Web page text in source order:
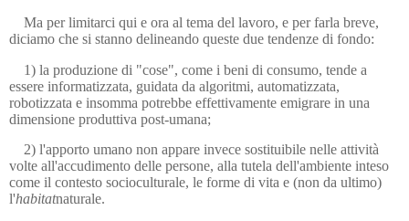
Ma per limitarci qui e ora al tema del lavoro, e per farla breve,
diciamo che si stanno delineando queste due tendenze di fondo:
1) la produzione di "cose", come i beni di consumo, tende a
essere informatizzata, guidata da algoritmi, automatizzata,
robotizzata e insomma potrebbe effettivamente emigrare in una
dimensione produttiva post-umana;
2) l'apporto umano non appare invece sostituibile nelle attività
volte all'accudimento delle persone, alla tutela dell'ambiente inteso
come il contesto socioculturale, le forme di vita e (non da ultimo)
l'habitatnaturale.